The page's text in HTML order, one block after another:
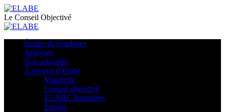
Le Conseil Objectivé
Études & Sondages
Analyses
Nos actualités
À propos d’Elabe
Manifeste
Conseil objectivé
ELABE Territoires
Équipe